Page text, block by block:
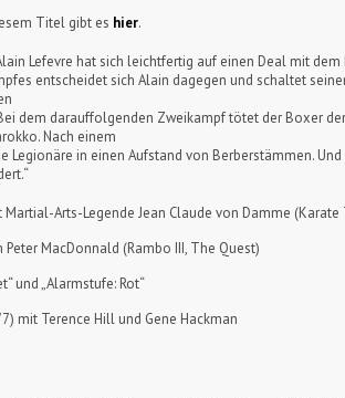
Titel gibt es hier.
Lefevre hat sich leichtfertig auf einen Deal mit
entscheidet sich Alain dagegen und schaltet
dem darauffolgenden Zweikampf tötet der Boxer
Nach einem
Legionäre in einen Aufstand von Berberstämmen.
Arts-Legende Jean Claude von Damme
MacDonnald (Rambo III, The Quest)
und „Alarmstufe: Rot“
mit Terence Hill und Gene Hackman